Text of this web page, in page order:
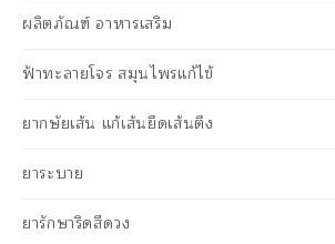
ผลิตภัณฑ์ อาหารเสริม
ฟ้าทะลายโจร สมุนไพรแก้ไข้
ยากษัยเส้น แก้เส้นยึดเส้นตึง
ยาระบาย
ยารักษาริดสีดวง